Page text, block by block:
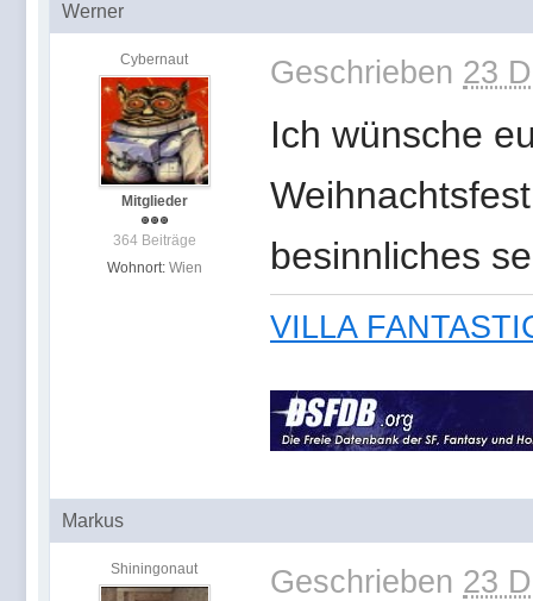
Werner
Cybernaut
Mitglieder
364 Beiträge
Wohnort: Wien
Geschrieben 23
Ich wünsche
besinnliches
VILLA
Markus
Shiningonaut Geschrieben 23